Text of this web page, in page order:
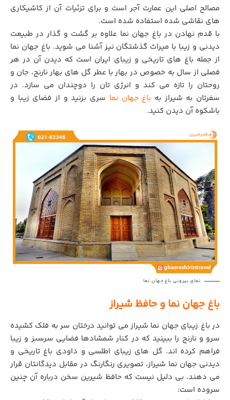
مصالح اصلی این عمارت آجر است و برای تزئیات آن از کاشیکاری
های نقاشی شده استفاده شده است.
با قدم نهادن در باغ جهان نما علاوه بر گشت و گذار در طبیعت
دیدنی و زیبا با میراث گذشتگان نیز آشنا می شوید. باغ جهان نما
از جمله باغ های تاریخی و زیبای ایران است که دیدن آن در هر
فصلی از سال به خصوص در بهار با عطر گل های بهار نارنج، جان و
روحتان را تازه می کند و انرژی تان را دوچندان می سازد. در
سفرتان به شیراز به باغ جهان نما سری بزنید و از فضای زیبا و
باشکوه آن دیدن کنید.
نمای بیرونی باغ جهان نما
باغ جهان نما و حافظ شیراز
در باغ زیبای جهان نما شیراز می توانید درختان سر به فلک کشیده
سرو و نارنج را ببینید که در کنار شمشادها فضایی سرسبز و زیبا
فراهم کرده اند. گل های زیبای اطلسی و داودی باغ تاریخی و
دیدنی جهان نما شیراز، تصویری رنگارنگ در مقابل دیدگانتان قرار
می دهند. بی دلیل نیست که حافظ شیرین سخن درباره آن چنین
سروده است: